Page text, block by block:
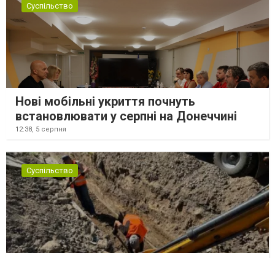
Суспільство
Нові мобільні укриття почнуть
встановлювати у серпні на Донеччині
12:38, 5 серпня
Суспільство